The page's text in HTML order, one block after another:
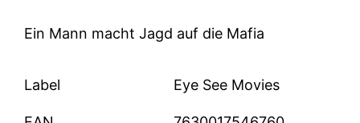
Ein Mann macht Jagd auf die Mafia
Label Eye See Movies